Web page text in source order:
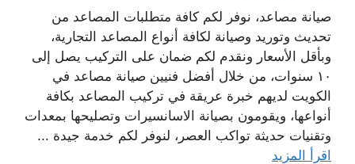
صيانة مصاعد، نوفر لكم كافة متطلبات المصاعد من
تحديث وتوريد وصيانة لكافة أنواع المصاعد التجارية،
وبأقل الأسعار ونقدم لكم ضمان على التركيب يصل إلى
١٠ سنوات، من خلال أفضل فنيين صيانة مصاعد في
الكويت لديهم خبرة عريقة في تركيب المصاعد بكافة
أنواعها، ويقومون بصيانة الاسانسيرات وتصليحها بمعدات
وتقنيات حديثة تواكب العصر، لنوفر لكم خدمة جيدة ...
اقرأ المزيد